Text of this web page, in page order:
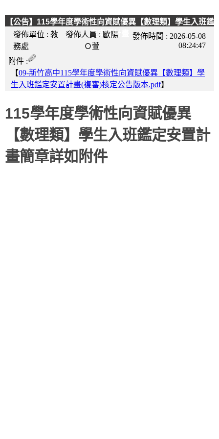
【公告】115學年度學術性向資賦優異【數理類】學生入班鑑
定安置計畫
發佈單位 : 教
務處
發佈人員 : 歐陽
Ｏ萱
發佈時間 : 2026-05-08
08:24:47
附件 :
【09-新竹高中115學年度學術性向資賦優異【數理類】學
生入班鑑定安置計畫(複審)核定公告版本.pdf】
115學年度學術性向資賦優異
【數理類】學生入班鑑定安置計
畫簡章詳如附件